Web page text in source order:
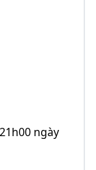
ngày